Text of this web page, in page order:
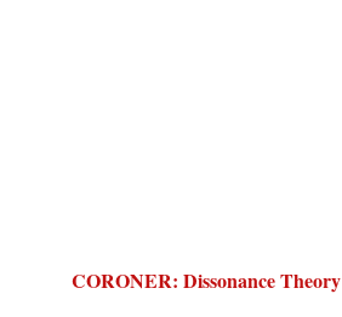
CORONER: Dissonance Theory